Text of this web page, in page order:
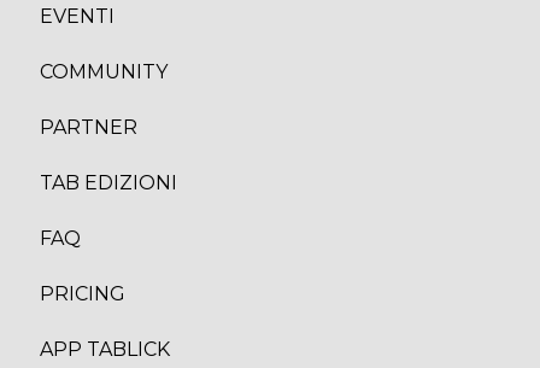
EVENTI
COMMUNITY
PARTNER
TAB EDIZIONI
FAQ
PRICING
APP TABLICK